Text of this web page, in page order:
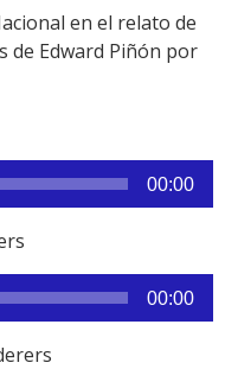
en el relato de
de Edward Piñón por
00:00
00:00